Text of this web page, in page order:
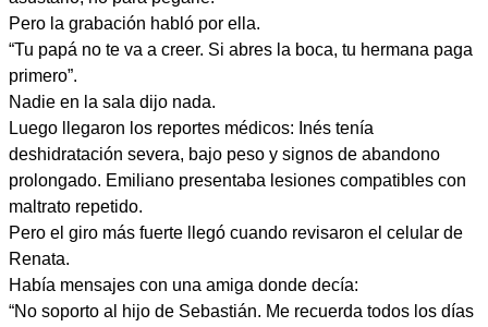
Pero la grabación habló por ella.
“Tu papá no te va a creer. Si abres la boca, tu hermana paga
primero”.
Nadie en la sala dijo nada.
Luego llegaron los reportes médicos: Inés tenía
deshidratación severa, bajo peso y signos de abandono
prolongado. Emiliano presentaba lesiones compatibles con
maltrato repetido.
Pero el giro más fuerte llegó cuando revisaron el celular de
Renata.
Había mensajes con una amiga donde decía:
“No soporto al hijo de Sebastián. Me recuerda todos los días